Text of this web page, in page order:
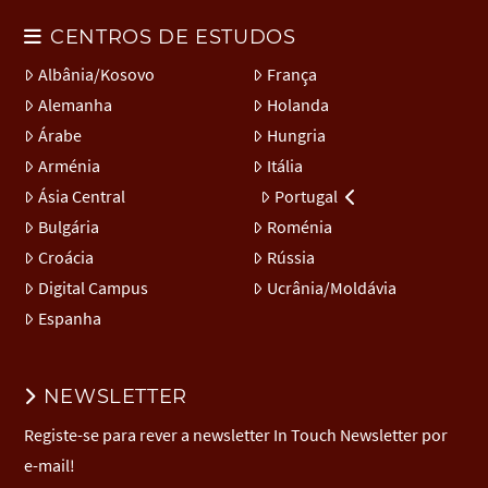
CENTROS DE ESTUDOS
Albânia/Kosovo
Alemanha
Árabe
Arménia
Ásia Central
Bulgária
Croácia
Digital Campus
Espanha
França
Holanda
Hungria
Itália
Portugal
Roménia
Rússia
Ucrânia/Moldávia
NEWSLETTER
Registe-se para rever a newsletter In Touch Newsletter por
e-mail!